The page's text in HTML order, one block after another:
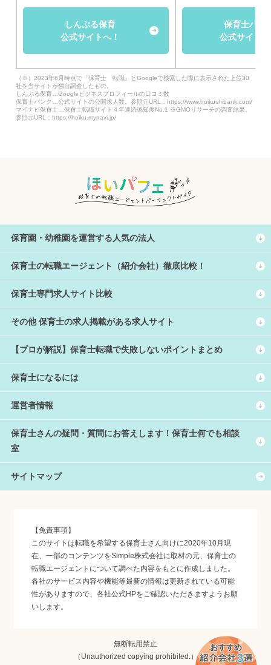
しんぷる保育
公式サイトへ！
保育士バン
公式サイト
（※）2023年6月時点で「保育士 転職」とGoogleで検索した際に表示された上位30
社を当サイトが独自調査したもの。
しんぷる保育…Googleビジネスプロフィールの口コミ数
保育士バンク…公式サイトの公開求人数。参照元URL：https://www.hoikushibank.com/
マイナビ保育士…保育士転職サイト４年連続認知度No.1 ※GMOリサーチの調査結果。
参照元URL：https://hoiku.mynavi.jp/
保育園・幼稚園を運営する人気の法人
保育士の転職エージェント（紹介会社）徹底比較！
保育士専門求人サイト比較
その他 保育士の求人掲載がある求人サイト
【プロが解説】保育士転職で失敗しないポイントまとめ
保育士になるには
運営者情報
保育士さんの疑問・質問にお答えします！保育士何でも相談
室
サイトマップ
【免責事項】
このサイトは転職を希望する保育士さん向けに2020年10月現
在、一部のコンテンツをSimple株式会社に取材の元、保育士の
転職エージェントについて調べた内容をもとに作成しました。
各社のサービス内容や機能等最新の情報は更新されている可能
性がありますので、各社公式HPをご確認いただきますようお願
いします。
無断転用禁止
（Unauthorized copying prohibited.）